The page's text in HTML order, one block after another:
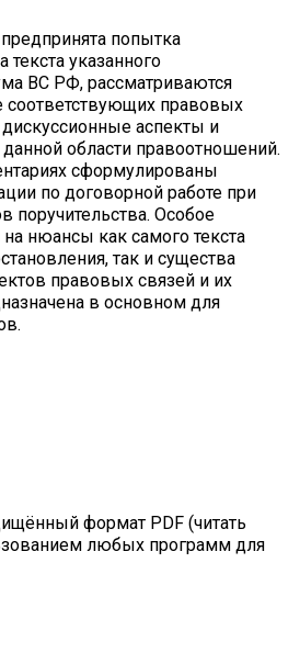
попытка
текста указанного
ВС РФ, рассматриваются
соответствующих правовых
аспекты и
области правоотношений.
сформулированы
по договорной работе при
поручительства. Особое
нюансы как самого текста
так и существа
правовых связей и их
в основном для
формат PDF (читать
любых программ для